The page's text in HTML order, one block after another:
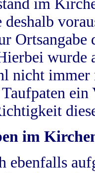
im
wurde
nicht
im
ebenfalls